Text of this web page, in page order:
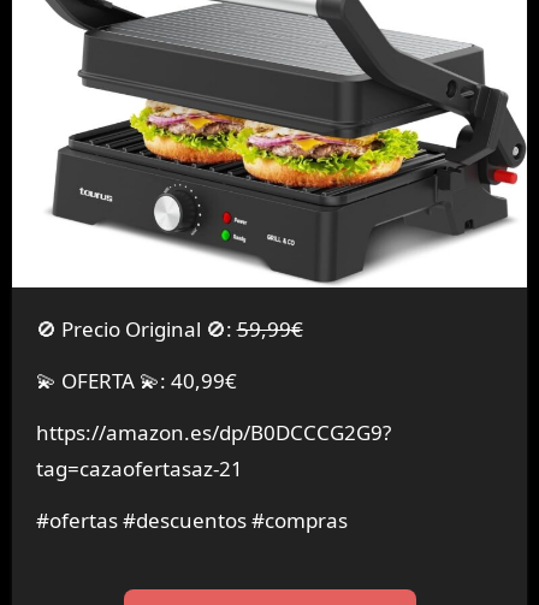
🚫 Precio Original 🚫:59,99€
💫 OFERTA 💫: 40,99€
https://amazon.es/dp/B0DCCCG2G9?
tag=cazaofertasaz-21
#ofertas #descuentos #compras